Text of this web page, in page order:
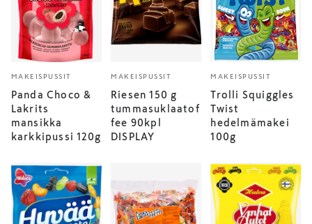
MAKEISPUSSIT
Panda Choco &
Lakrits
mansikka
karkkipussi 120g
MAKEISPUSSIT
Riesen 150 g
tummasuklaatof
fee 90kpl
DISPLAY
MAKEISPUSSIT
Trolli Squiggles
Twist
hedelmämakei
100g